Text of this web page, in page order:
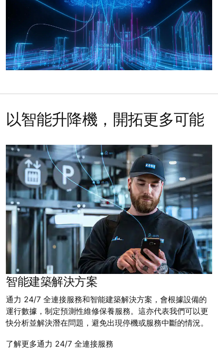
以智能升降機，開拓更多可能
智能建築解決方案
通力 24/7 全連接服務和智能建築解決方案，會根據設備的
運行數據，制定預測性維修保養服務。這亦代表我們可以更
快分析並解決潛在問題，避免出現停機或服務中斷的情況。
了解更多通力 24/7 全連接服務